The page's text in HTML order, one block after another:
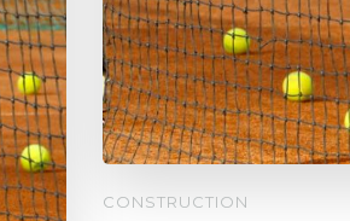
CONSTRUCTION